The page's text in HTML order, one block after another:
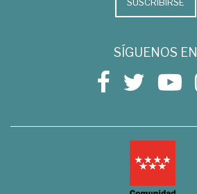
SÍGUENOS EN